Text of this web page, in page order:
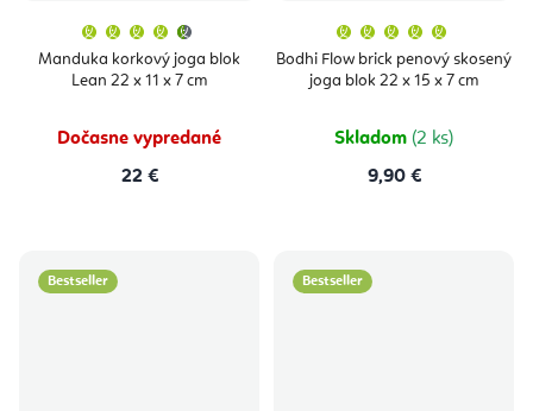
Manduka korkový joga blok
Lean 22 x 11 x 7 cm
produktu
je
4,5
hviezdičiek.
Dočasne vypredané
22 €
Bodhi Flow brick penový skosený
joga blok 22 x 15 x 7 cm
produktu
je
5,0
Skladom (2 ks)
9,90 €
Bestseller Bestseller